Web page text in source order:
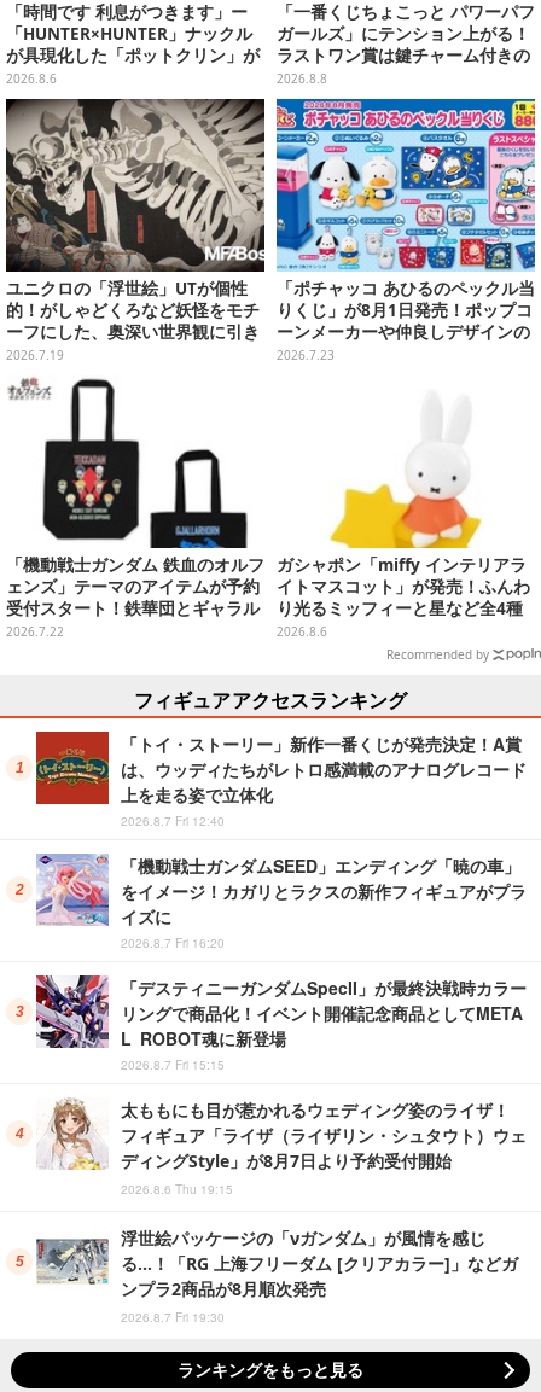
「時間です 利息がつきます」ー
「HUNTER×HUNTER」ナックル
が具現化した「ポットクリン」が
貯金箱としてプライズ展開
2026.8.6
「一番くじちょこっと パワーパフ
ガールズ」にテンション上がる！
ラストワン賞は鍵チャーム付きの
シール帳スペシャルセット
2026.8.8
ユニクロの「浮世絵」UTが個性
的！がしゃどくろなど妖怪をモチ
ーフにした、奥深い世界観に引き
込まれる
2026.7.19
「ポチャッコ あひるのペックル当
りくじ」が8月1日発売！ポップコ
ーンメーカーや仲良しデザインの
両面クッション、日常使いできる
2026.7.23
「機動戦士ガンダム 鉄血のオルフ
ェンズ」テーマのアイテムが予約
受付スタート！鉄華団とギャラル
ホルンの2種展開
2026.7.22
ガシャポン「miffy インテリアラ
イトマスコット」が発売！ふんわ
り光るミッフィーと星など全4種
ラインナップ
2026.8.6
Recommended by
フィギュアアクセスランキング
「トイ・ストーリー」新作一番くじが発売決定！A賞
は、ウッディたちがレトロ感満載のアナログレコード
上を走る姿で立体化
2026.8.7 Fri 12:40
「機動戦士ガンダムSEED」エンディング「暁の車」
をイメージ！カガリとラクスの新作フィギュアがプラ
イズに
2026.8.7 Fri 16:20
「デスティニーガンダムSpecII」が最終決戦時カラー
リングで商品化！イベント開催記念商品としてMETA
L ROBOT魂に新登場
2026.8.7 Fri 15:15
太ももにも目が惹かれるウェディング姿のライザ！
フィギュア「ライザ（ライザリン・シュタウト）ウェ
ディングStyle」が8月7日より予約受付開始
2026.8.6 Thu 19:15
浮世絵パッケージの「νガンダム」が風情を感じ
る…！「RG 上海フリーダム [クリアカラー]」などガ
ンプラ2商品が8月順次発売
2026.8.7 Fri 19:30
ランキングをもっと見る